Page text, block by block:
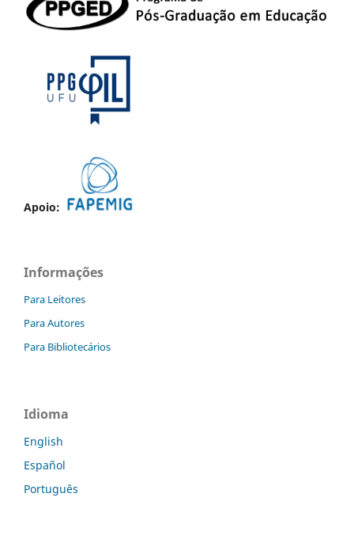
Apoio:
Informações
Para Leitores
Para Autores
Para Bibliotecários
Idioma
English
Español
Português